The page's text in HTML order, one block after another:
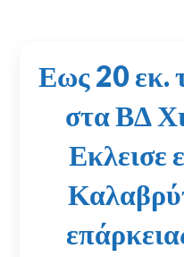
Εως 20 εκ.
στα ΒΔ
Εκλεισε